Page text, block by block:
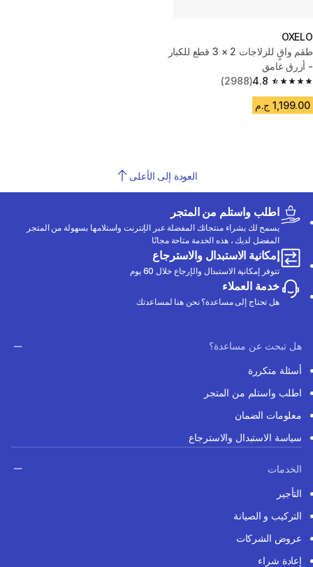
OXELO
طقم واقٍ للزلاجات 2 × 3 قطع للكبار
- أزرق غامق
4.8
4.8 out of 5 stars from 2988 reviews
(2988)
1,199.00 ج.م
العودة إلى الأعلى
اطلب واستلم من المتجر
يسمح لك بشراء منتجاتك المفضلة عبر الإنترنت واستلامها بسهولة من المتجر
المفضل لديك ، هذه الخدمة متاحة مجانًا
إمكانية الاستبدال والاسترجاع
تتوفر إمكانية الاستبدال والإرجاع خلال 60 يوم
خدمة العملاء
هل تحتاج إلى مساعدة؟ نحن هنا لمساعدتك
هل تبحث عن مساعدة؟
أسئلة متكررة
اطلب واستلم من المتجر
معلومات الضمان
سياسة الاستبدال والاسترجاع
الخدمات
التأجير
التركيب و الصيانة
عروض الشركات
إعادة شراء